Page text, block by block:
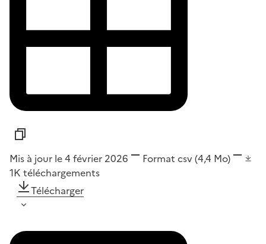
Mis à jour le 4 février 2026 Format csv(4,4 Mo)
1K téléchargements
Télécharger